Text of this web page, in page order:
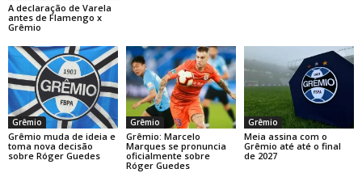
A declaração de Varela
antes de Flamengo x
Grêmio
Grêmio
Grêmio muda de ideia e
toma nova decisão
sobre Róger Guedes
Grêmio
Grêmio: Marcelo
Marques se pronuncia
oficialmente sobre
Róger Guedes
Grêmio
Meia assina com o
Grêmio até até o final
de 2027